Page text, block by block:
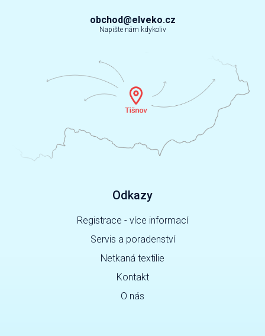
obchod@elveko.cz
Napište nám kdykoliv
Odkazy
Registrace - více informací
Servis a poradenství
Netkaná textilie
Kontakt
O nás